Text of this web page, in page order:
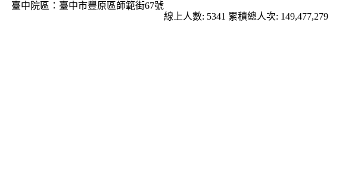
臺中院區：臺中市豐原區師範街67號
線上人數: 5341 累積總人次: 149,477,279